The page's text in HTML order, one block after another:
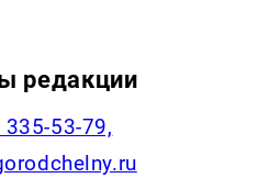
редакции
53-79,